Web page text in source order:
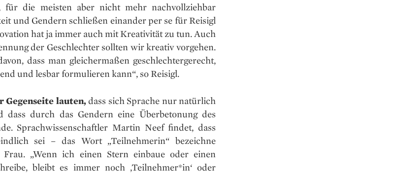
für die meisten aber nicht mehr nachvollziehbar
und Gendern schließen einander per se für Reisigl
hat ja immer auch mit Kreativität zu tun. Auch
der Geschlechter sollten wir kreativ vorgehen.
dass man gleichermaßen geschlechtergerecht,
und lesbar formulieren kann“, so Reisigl.
Gegenseite lauten, dass sich Sprache nur natürlich
dass durch das Gendern eine Überbetonung des
Sprachwissenschaftler Martin Neef findet, dass
sei – das Wort „Teilnehmerin“ bezeichne
Frau. „Wenn ich einen Stern einbaue oder einen
bleibt es immer noch ‚Teilnehmer*in‘ oder